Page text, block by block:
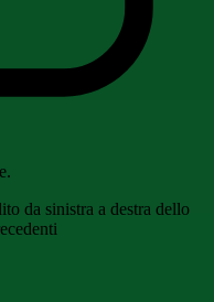
da sinistra a destra dello